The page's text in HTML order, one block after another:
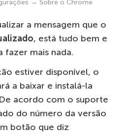
→ Sobre o Chrome
a mensagem que o
, está tudo bem e
fazer mais nada.
estiver disponível, o
a baixar e instalá-la
acordo com o suporte
do número da versão
botão que diz